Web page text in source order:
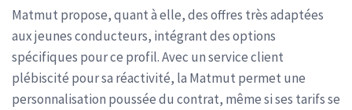
Matmut propose, quant à elle, des offres très adaptées
aux jeunes conducteurs, intégrant des options
spécifiques pour ce profil. Avec un service client
plébiscité pour sa réactivité, la Matmut permet une
personnalisation poussée du contrat, même si ses tarifs se